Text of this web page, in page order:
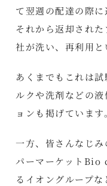
て翌週の配達の際に
それから返却され
社が洗い、再利用と
あくまでもこれは
ルクや洗剤などの
ョンも掲げています。
一方、皆さんなじ
パーマーケットBio
るイオングループ